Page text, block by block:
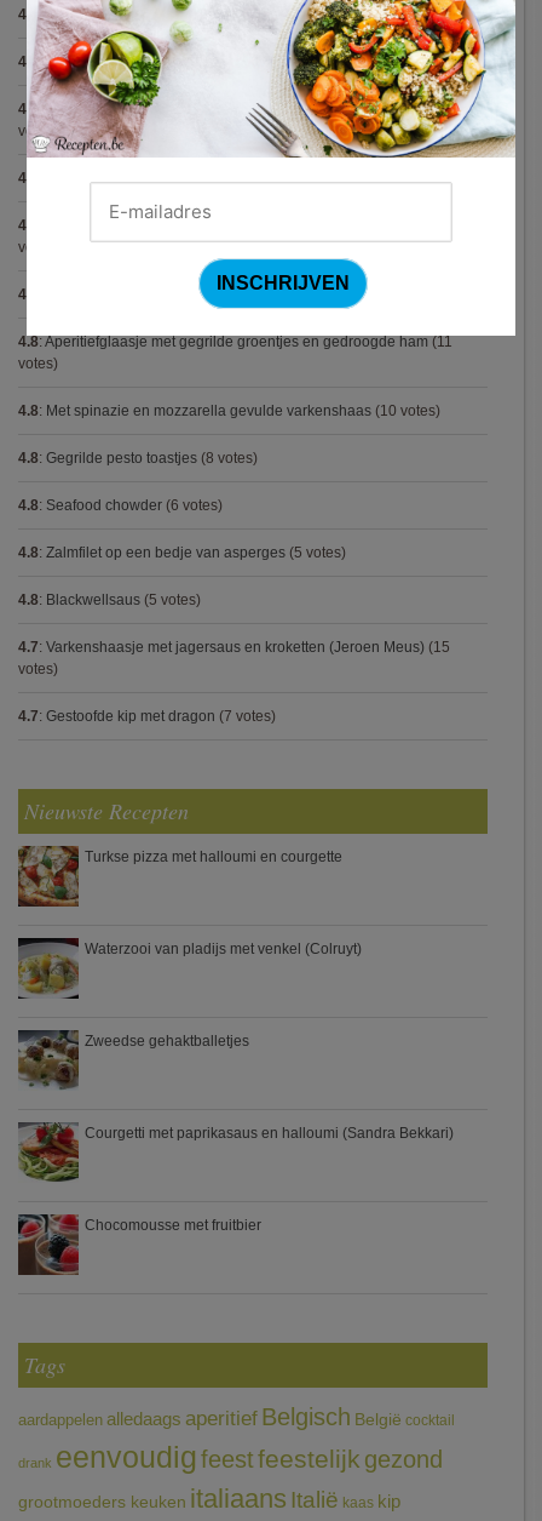
4.9:Gemarineerde eendenfilet op een erwtenzalfje(12 votes)
4.9:Pizza chicken BBQ
4.9 : Vegetarische spaghetti bolognese met linzen (Jamie Oliver)(9
votes)
4.9 Broodje Bismarck(8 votes)
4.9
votes)
4.8 Spaghetti all'Amatriciana (Antonio Carluccio) (12 votes)
4.8: Aperitiefglaasje met gegrilde groentjes en gedroogde ham (11
votes)
4.8: Met spinazie en mozzarella gevulde varkenshaas (10 votes)
4.8: Gegrilde pesto toastjes (8 votes)
4.8: Seafood chowder (6 votes)
4.8: Zalmfilet op een bedje van asperges (5 votes)
4.8: Blackwellsaus (5 votes)
4.7: Varkenshaasje met jagersaus en kroketten (Jeroen Meus) (15
votes)
4.7: Gestoofde kip met dragon (7 votes)
Nieuwste Recepten
Turkse pizza met halloumi en courgette
Waterzooi van pladijs met venkel (Colruyt)
Zweedse gehaktballetjes
Courgetti met paprikasaus en halloumi (Sandra Bekkari)
Chocomousse met fruitbier
Tags
aardappelen alledaags aperitief Belgisch België cocktail
drank eenvoudigfeestfeestelijk gezond
grootmoeders keuken italiaans Italië kaas kip